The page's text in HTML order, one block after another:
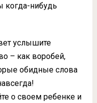
когда-нибудь
услышите
– как воробей,
обидные слова
о своем ребенке и